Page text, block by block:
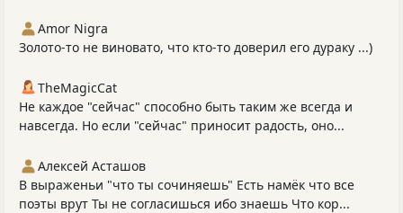
Amor Nigra
Золото-то не виновато, что кто-то доверил его дураку ...)
TheMagicCat
Не каждое "сейчас" способно быть таким же всегда и
навсегда. Но если "сейчас" приносит радость, оно...
Алексей Асташов
В выраженьи "что ты сочиняешь" Есть намёк что все
поэты врут Ты не согласишься ибо знаешь Что кор...